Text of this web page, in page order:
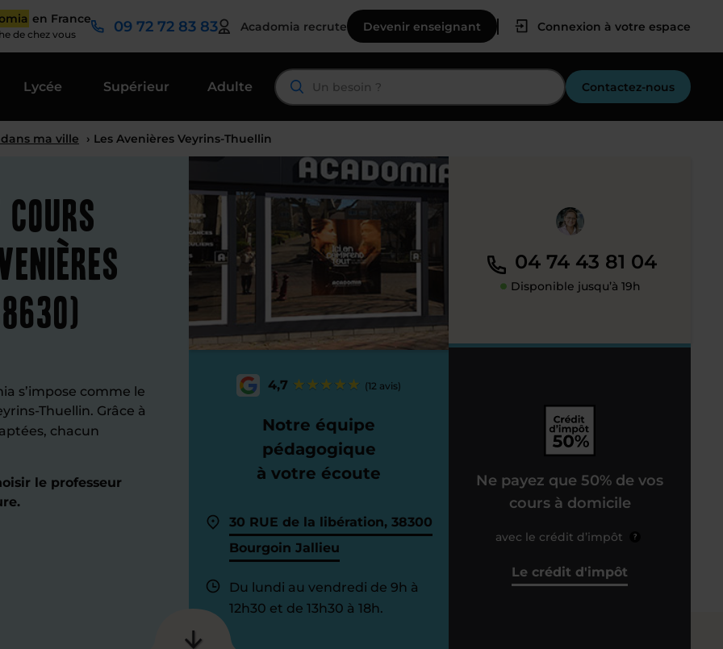
en France
de chez vous 09 72 72 83 83 Acadomia recrute Devenir enseignant Connexion à votre espace
Lycée Supérieur Adulte Contactez-nous
ma ville › Les Avenières Veyrins-Thuellin
s’impose comme le
Thuellin. Grâce à
chacun
le professeur
4,7 (12 avis)
Notre équipe
pédagogique
à votre écoute
30 RUE de la libération, 38300
Bourgoin Jallieu
Du lundi au vendredi de 9h à
12h30 et de 13h30 à 18h.
04 74 43 81 04
Disponible jusqu’à 19h
Ne payez que 50% de vos
cours à domicile
avec le crédit d’impôt ?
Le crédit d'impôt